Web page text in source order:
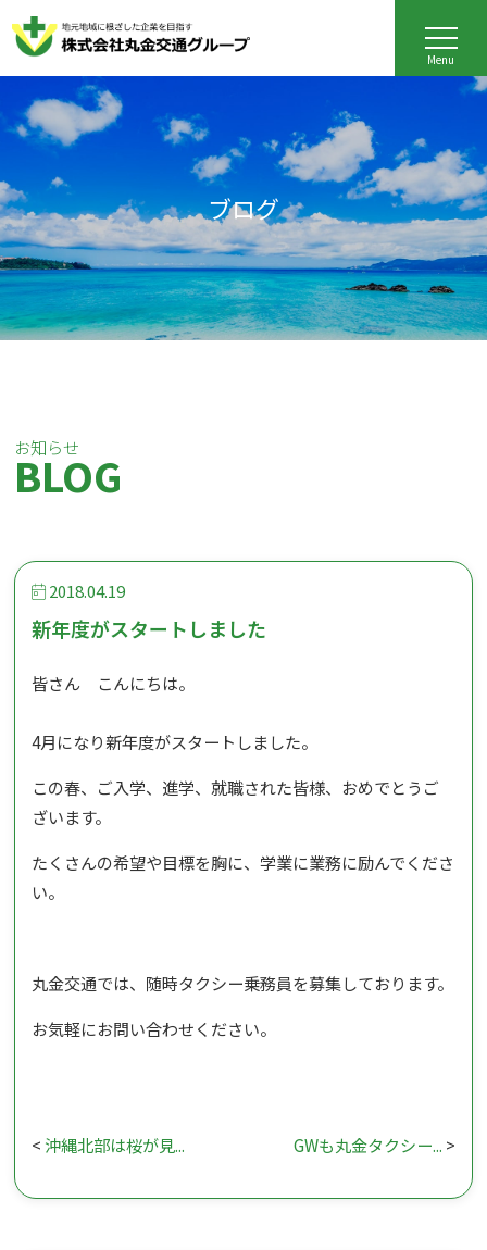
Menu
ブログ
お知らせ
BLOG
2018.04.19
新年度がスタートしました
皆さん こんにちは。
4月になり新年度がスタートしました。
この春、ご入学、進学、就職された皆様、おめでとうご
ざいます。
たくさんの希望や目標を胸に、学業に業務に励んでくださ
い。
丸金交通では、随時タクシー乗務員を募集しております。
お気軽にお問い合わせください。
< 沖縄北部は桜が見... GWも丸金タクシー... >